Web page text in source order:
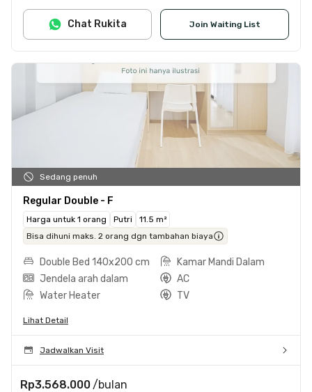
Join Waiting List
Chat Rukita
Sedang penuh
Regular Double - F
Harga untuk 1 orang Putri
11.5 m²
Bisa dihuni maks. 2 orang dgn tambahan biaya
Double Bed 140x200 cm
Kamar Mandi Dalam
Jendela arah dalam
AC
Water Heater
TV
Lihat Detail
Jadwalkan Visit
Rp3.568.000 /bulan